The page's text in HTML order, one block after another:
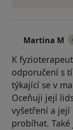
Martina M
K
odporučení s
týkající se v
Oceňuji její
vyšetření a
probíhat.